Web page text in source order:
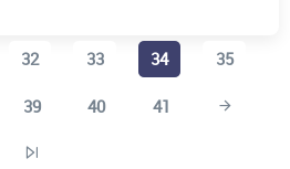
32 33 34
35
39 40 41